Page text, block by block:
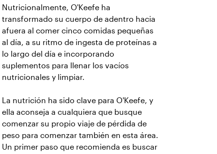
Nutricionalmente, O'Keefe ha
transformado su cuerpo de adentro hacia
afuera al comer cinco comidas pequeñas
al día, a su ritmo de ingesta de proteínas a
lo largo del día e incorporando
suplementos para llenar los vacíos
nutricionales y limpiar.
La nutrición ha sido clave para O'Keefe, y
ella aconseja a cualquiera que busque
comenzar su propio viaje de pérdida de
peso para comenzar también en esta área.
Un primer paso que recomienda es buscar